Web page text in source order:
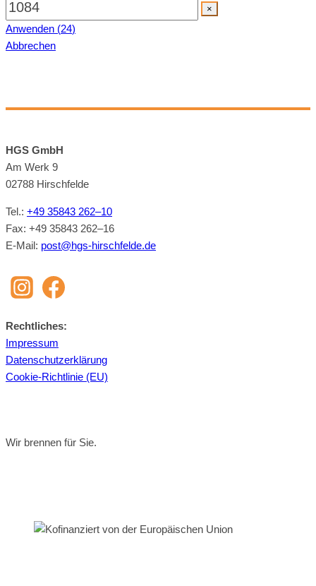
×
Anwenden (24)
Abbrechen
HGS GmbH
Am Werk 9
02788 Hirsch­felde
Tel.: +49 35843 262–10
Fax: +49 35843 262–16
E‑Mail: post@​hgs-​hirschfelde.​de
Recht­li­ches:
Im­pres­sum
Da­ten­schutz­er­klä­rung
Coo­kie-Richt­li­nie (EU)
Wir brennen für Sie.